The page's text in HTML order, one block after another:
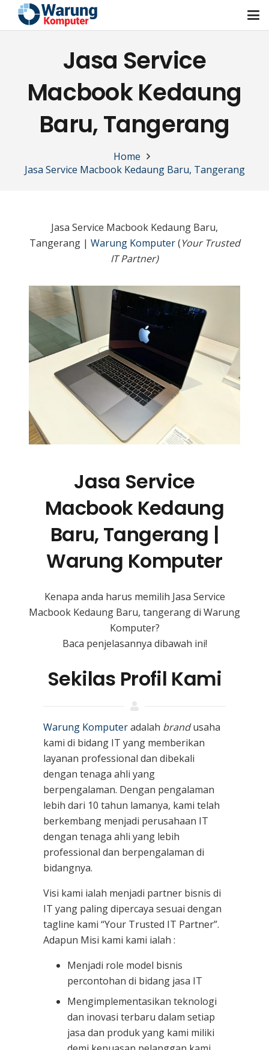
Jasa Service
Macbook Kedaung
Baru, Tangerang
Home
Jasa Service Macbook Kedaung Baru, Tangerang
Jasa Service Macbook Kedaung Baru,
Tangerang | Warung Komputer(Your Trusted
IT Partner)
Jasa Service
Macbook Kedaung
Baru, Tangerang |
Warung Komputer
Kenapa anda harus memilih Jasa Service
Macbook Kedaung Baru, tangerang di Warung
Komputer?
Baca penjelasannya dibawah ini!
Sekilas Profil Kami
Warung Komputeradalah brandusaha
kami di bidang IT yang memberikan
layanan professional dan dibekali
dengan tenaga ahli yang
berpengalaman. Dengan pengalaman
lebih dari 10 tahun lamanya, kami telah
berkembang menjadi perusahaan IT
dengan tenaga ahli yang lebih
professional dan berpengalaman di
bidangnya.
Visi kami ialah menjadi partner bisnis di
IT yang paling dipercaya sesuai dengan
tagline kami “Your Trusted IT Partner”.
Adapun Misi kami kami ialah :
Menjadi role model bisnis
percontohan di bidang jasa IT
Mengimplementasikan teknologi
dan inovasi terbaru dalam setiap
jasa dan produk yang kami miliki